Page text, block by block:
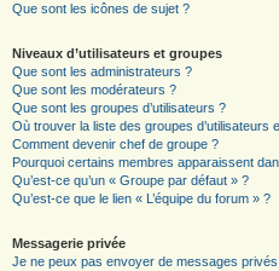
Que sont les icônes de sujet ?
Niveaux d’utilisateurs et groupes
Que sont les administrateurs ?
Que sont les modérateurs ?
Que sont les groupes d’utilisateurs ?
Où trouver la liste des groupes d’utilisateurs
Comment devenir chef de groupe ?
Pourquoi certains membres apparaissent
Qu’est-ce qu’un « Groupe par défaut » ?
Qu’est-ce que le lien « L’équipe du forum » ?
Messagerie privée
Je ne peux pas envoyer de messages privés